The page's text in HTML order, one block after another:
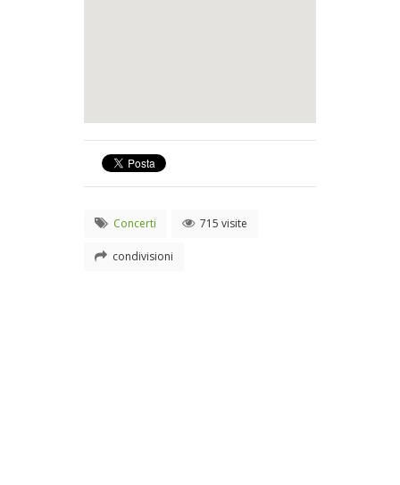
Concerti 715 visite
condivisioni